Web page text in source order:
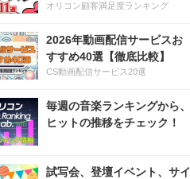
オリコン顧客満足度ランキング
2026年動画配信サービスお
すすめ40選【徹底比較】
CS動画配信サービス20選
毎週の音楽ランキングから、
ヒットの推移をチェック！
試写会、登壇イベント、サイ